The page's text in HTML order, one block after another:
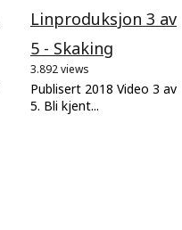
Linproduksjon 3 av
5 - Skaking
3.892 views
Publisert 2018 Video 3 av
5. Bli kjent...